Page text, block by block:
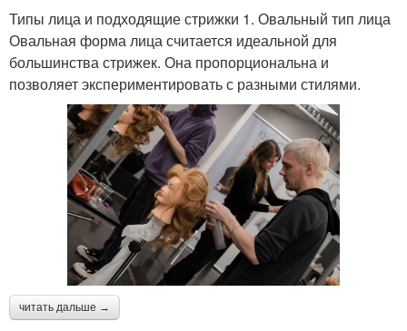
Типы лица и подходящие стрижки 1. Овальный тип лица
Овальная форма лица считается идеальной для
большинства стрижек. Она пропорциональна и
позволяет экспериментировать с разными стилями.
читать дальше →